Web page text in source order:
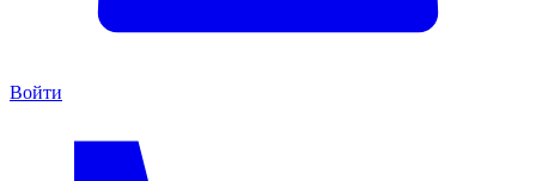
Войти